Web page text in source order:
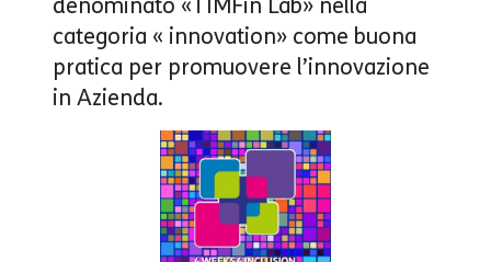
denominato «TIMFin Lab» nella
categoria « innovation» come buona
pratica per promuovere l’innovazione
in Azienda.